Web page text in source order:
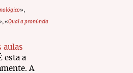
»,
«Qual a pronúncia
aulas
esta a
A